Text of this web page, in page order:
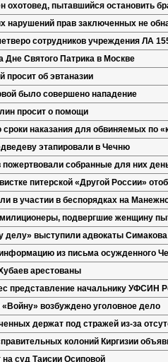
охотовед, пытавшийся остановить
нарушений прав заключенных не
сотрудников учреждения ЛА
Святого Патрика в Москве
просит об эвтаназии
было совершено нападение
просит о помощи
сроки наказания для обвиняемых по
этапировали в Чечню
пожертвовали собранные для них
питерской «Другой России»
в участии в беспорядках на
подвергшие женщину
делу» выступили адвокаты
из письма осужденного
арестованы
представление начальнику УФСИН
возбуждено уголовное дело
держат под стражей из-за
колоний Киргизии
суд Таисии Осиповой